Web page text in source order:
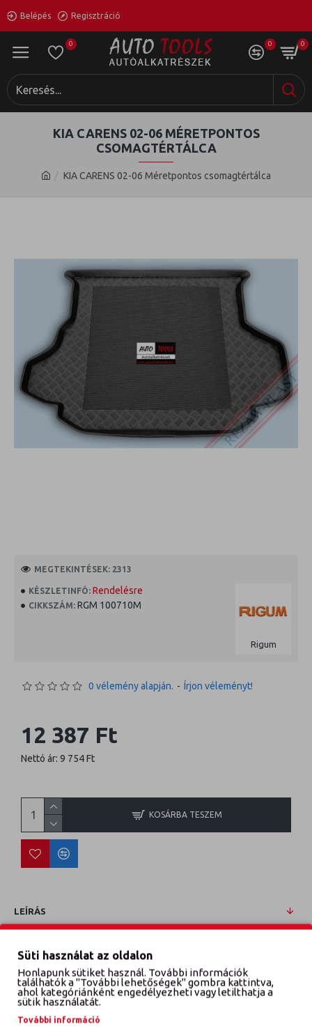
Belépés Regisztráció
0 0 0
KIA CARENS 02-06 Méretpontos csomagtértálca
KIA CARENS 02-06 MÉRETPONTOS
CSOMAGTÉRTÁLCA
KÉSZLETINFÓ: Rendelésre
CIKKSZÁM: RGM 100710M
Rigum
MEGTEKINTÉSEK: 2313
0 vélemény alapján. - Írjon véleményt!
12 387 Ft
Nettó ár: 9 754 Ft
KOSÁRBA TESZEM
LEÍRÁS
KIA CARENS 02-06 Méretpontos csomagtértálca
VÉLEMÉNYEK
Süti használat az oldalon
Honlapunk sütiket használ. További információk
találhatók a "További lehetőségek" gombra kattintva,
ahol kategóriánként engedélyezheti vagy letilthatja a
sütik használatát.
További információ